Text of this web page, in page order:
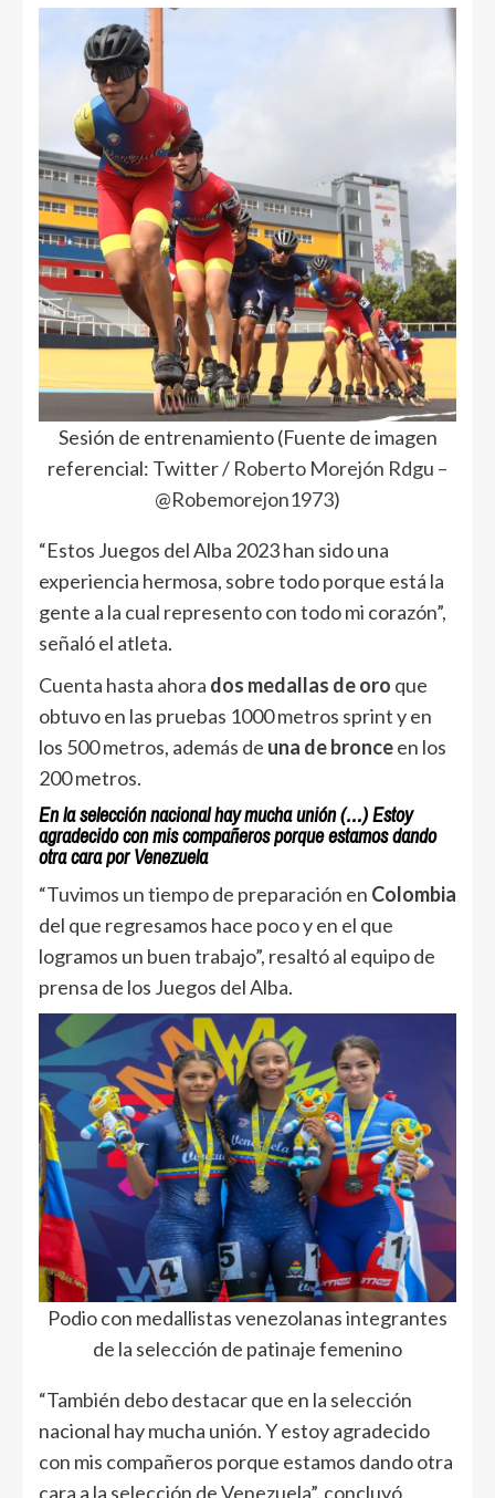
Sesión de entrenamiento (Fuente de imagen
referencial: Twitter / Roberto Morejón Rdgu –
@Robemorejon1973)
“Estos Juegos del Alba 2023 han sido una
experiencia hermosa, sobre todo porque está la
gente a la cual represento con todo mi corazón”,
señaló el atleta.
Cuenta hasta ahora dos medallas de oro que
obtuvo en las pruebas 1000 metros sprint y en
los 500 metros, además de una de bronceen los
200 metros.
En la selección nacional hay mucha unión (…) Estoy
agradecido con mis compañeros porque estamos dando
otra cara por Venezuela
“Tuvimos un tiempo de preparación en Colombia
del que regresamos hace poco y en el que
logramos un buen trabajo”, resaltó al equipo de
prensa de los Juegos del Alba.
Podio con medallistas venezolanas integrantes
de la selección de patinaje femenino
“También debo destacar que en la selección
nacional hay mucha unión. Y estoy agradecido
con mis compañeros porque estamos dando otra
cara a la selección de Venezuela”, concluyó